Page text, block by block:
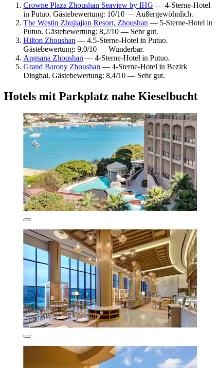
Crowne Plaza Zhoushan Seaview by IHG — 4-Sterne-Hotel
in Putuo. Gästebewertung: 10/10 — Außergewöhnlich.
The Westin Zhujiajian Resort, Zhoushan — 5-Sterne-Hotel in
Putuo. Gästebewertung: 8,2/10 — Sehr gut.
Hilton Zhoushan — 4.5-Sterne-Hotel in Putuo.
Gästebewertung: 9,0/10 — Wunderbar.
Angsana Zhoushan — 4-Sterne-Hotel in Putuo.
Grand Barony Zhoushan — 4-Sterne-Hotel in Bezirk
Dinghai. Gästebewertung: 8,4/10 — Sehr gut.
Hotels mit Parkplatz nahe Kieselbucht